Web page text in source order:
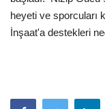
heyeti ve sporcuları
İnşaat'a destekleri